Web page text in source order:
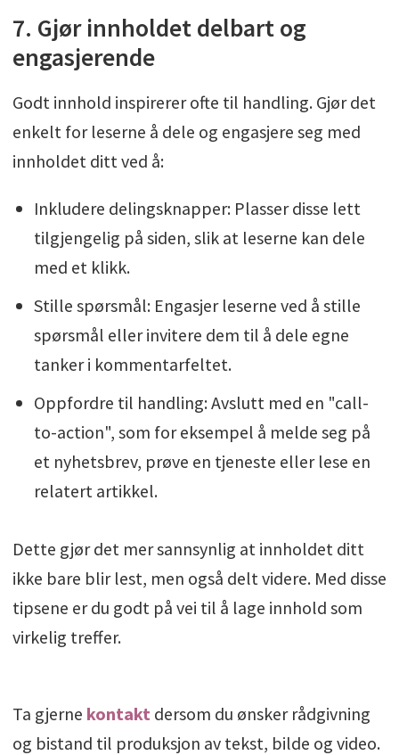
7. Gjør innholdet delbart og
engasjerende
Godt innhold inspirerer ofte til handling. Gjør det
enkelt for leserne å dele og engasjere seg med
innholdet ditt ved å:
Inkludere delingsknapper: Plasser disse lett
tilgjengelig på siden, slik at leserne kan dele
med et klikk.
Stille spørsmål: Engasjer leserne ved å stille
spørsmål eller invitere dem til å dele egne
tanker i kommentarfeltet.
Oppfordre til handling: Avslutt med en "call-
to-action", som for eksempel å melde seg på
et nyhetsbrev, prøve en tjeneste eller lese en
relatert artikkel.
Dette gjør det mer sannsynlig at innholdet ditt
ikke bare blir lest, men også delt videre. Med disse
tipsene er du godt på vei til å lage innhold som
virkelig treffer.
Ta gjerne kontakt dersom du ønsker rådgivning
og bistand til produksjon av tekst, bilde og video.